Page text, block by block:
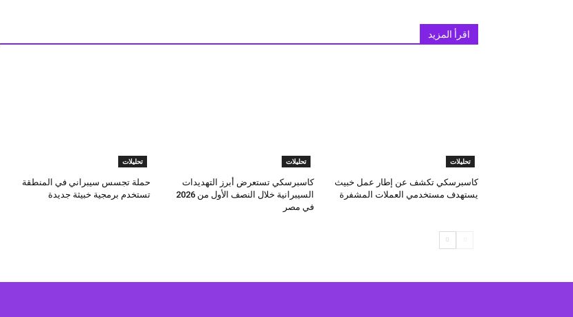
اقرأ المزيد
تحليلات
كاسبرسكي تكشف عن إطار عمل خبيث
يستهدف مستخدمي العملات المشفرة
تحليلات
كاسبرسكي تستعرض أبرز التهديدات
السيبرانية خلال النصف الأول من 2026
في مصر
تحليلات
حملة تجسس سيبراني في المنطقة
تستخدم برمجية خبيثة جديدة